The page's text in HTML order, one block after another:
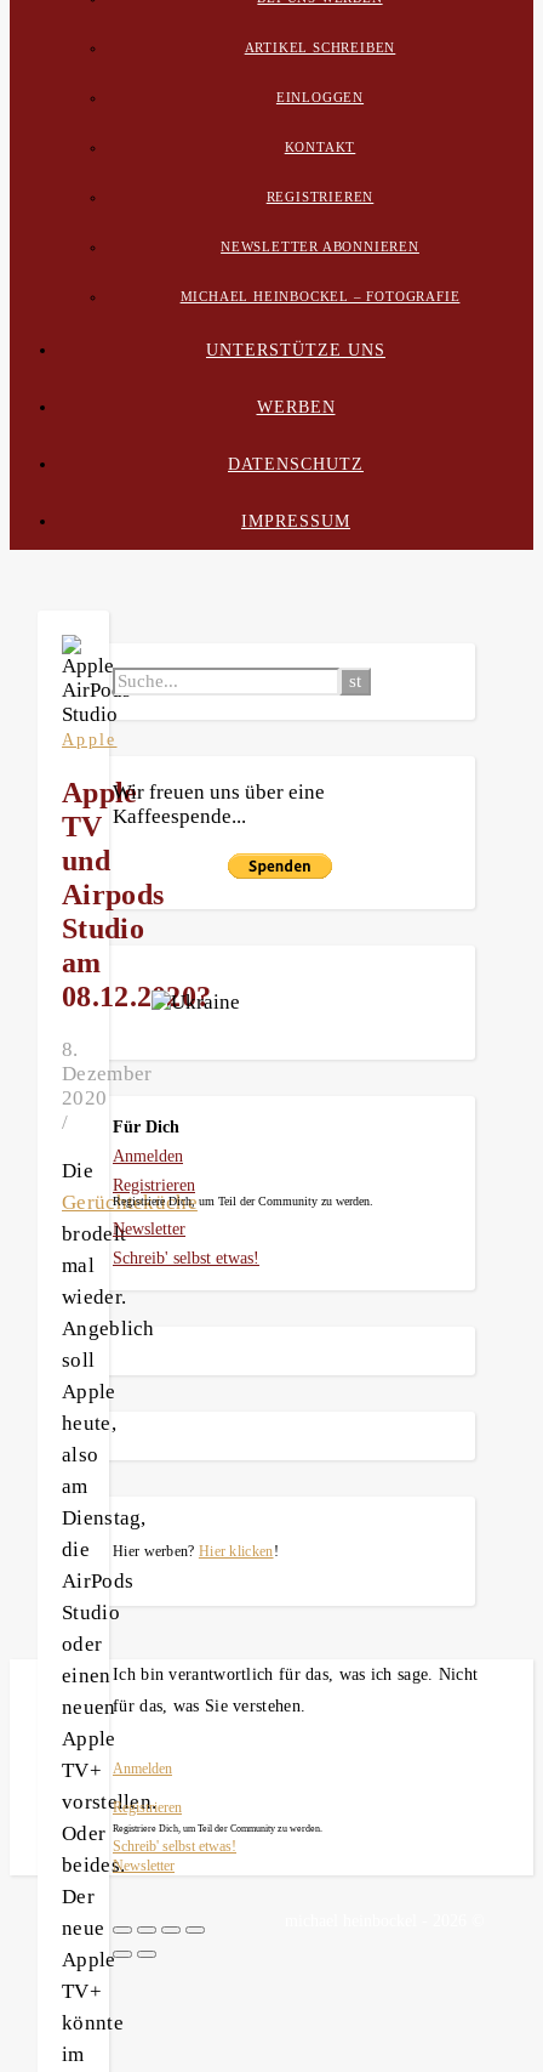
ARTIKEL SCHREIBEN
EINLOGGEN
KONTAKT
REGISTRIEREN
NEWSLETTER ABONNIEREN
MICHAEL HEINBOCKEL – FOTOGRAFIE
UNTERSTÜTZE UNS
WERBEN
DATENSCHUTZ
IMPRESSUM
Apple
Apple
TV
und
Airpods
Studio
am
08.12.2020?
8.
Dezember
2020
/
Die
Gerüchteküche
brodelt
mal
wieder.
Angeblich
soll
Apple
heute,
also
am
Dienstag,
die
AirPods
Studio
oder
einen
neuen
Apple
TV+
vorstellen.
Oder
beides.
Der
neue
Apple
TV+
könnte
im
Wir freuen uns über eine
Kaffeespende...
Für Dich
Anmelden
Registrieren
Registriere Dich, um Teil der Community zu werden.
Newsletter
Schreib' selbst etwas!
Hier werben? Hier klicken!
Ich bin verantwortlich für das, was ich sage. Nicht
für das, was Sie verstehen.
Anmelden
Registrieren
Registriere Dich, um Teil der Community zu werden.
Schreib' selbst etwas!
Newsletter